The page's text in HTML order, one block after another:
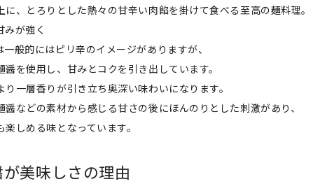
、とろりとした熱々の甘辛い肉餡を掛けて食べる至高の麺料理。
が強く
般的にはピリ辛のイメージがありますが、
を使用し、甘みとコクを引き出しています。
一層香りが引き立ち奥深い味わいになります。
などの素材から感じる甘さの後にほんのりとした刺激があり、
しめる味となっています。
美味しさの理由